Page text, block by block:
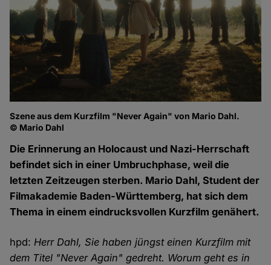
Szene aus dem Kurzfilm "Never Again" von Mario Dahl.
© Mario Dahl
Die Erinnerung an Holocaust und Nazi-Herrschaft
befindet sich in einer Umbruchphase, weil die
letzten Zeitzeugen sterben. Mario Dahl, Student der
Filmakademie Baden-Württemberg, hat sich dem
Thema in einem eindrucksvollen Kurzfilm genähert.
hpd: Herr Dahl, Sie haben jüngst einen Kurzfilm mit
dem Titel "Never Again" gedreht. Worum geht es in